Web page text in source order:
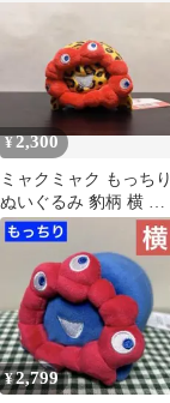
¥2,300
ミャクミャク もっちり
ぬいぐるみ 豹柄 横 タ
グ付き 大阪関西万博
¥2,799